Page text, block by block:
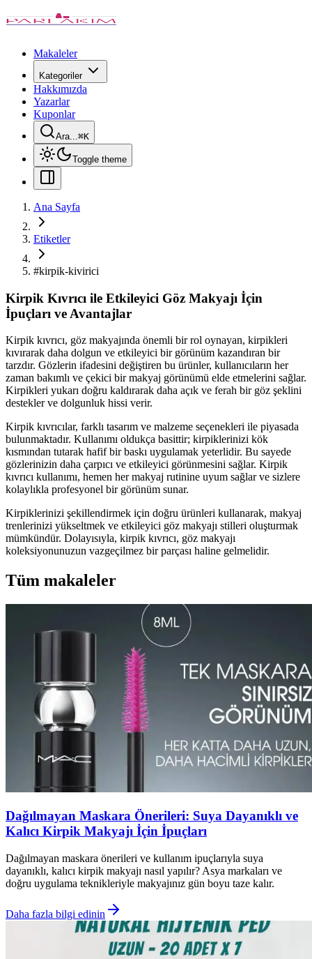
Makaleler
Kategoriler
Hakkımızda
Yazarlar
Kuponlar
Ara...⌘K
Toggle theme
Ana Sayfa
Etiketler
#kirpik-kivirici
Kirpik Kıvrıcı ile Etkileyici Göz Makyajı İçin
İpuçları ve Avantajlar
Kirpik kıvrıcı, göz makyajında önemli bir rol oynayan, kirpikleri
kıvırarak daha dolgun ve etkileyici bir görünüm kazandıran bir
tarzdır. Gözlerin ifadesini değiştiren bu ürünler, kullanıcıların her
zaman bakımlı ve çekici bir makyaj görünümü elde etmelerini sağlar.
Kirpikleri yukarı doğru kaldırarak daha açık ve ferah bir göz şeklini
destekler ve dolgunluk hissi verir.
Kirpik kıvrıcılar, farklı tasarım ve malzeme seçenekleri ile piyasada
bulunmaktadır. Kullanımı oldukça basittir; kirpiklerinizi kök
kısmından tutarak hafif bir baskı uygulamak yeterlidir. Bu sayede
gözlerinizin daha çarpıcı ve etkileyici görünmesini sağlar. Kirpik
kıvrıcı kullanımı, hemen her makyaj rutinine uyum sağlar ve sizlere
kolaylıkla profesyonel bir görünüm sunar.
Kirpiklerinizi şekillendirmek için doğru ürünleri kullanarak, makyaj
trenlerinizi yükseltmek ve etkileyici göz makyajı stilleri oluşturmak
mümkündür. Dolayısıyla, kirpik kıvrıcı, göz makyajı
koleksiyonunuzun vazgeçilmez bir parçası haline gelmelidir.
Tüm makaleler
Dağılmayan Maskara Önerileri: Suya Dayanıklı ve
Kalıcı Kirpik Makyajı İçin İpuçları
Dağılmayan maskara önerileri ve kullanım ipuçlarıyla suya
dayanıklı, kalıcı kirpik makyajı nasıl yapılır? Asya markaları ve
doğru uygulama teknikleriyle makyajınız gün boyu taze kalır.
Daha fazla bilgi edinin